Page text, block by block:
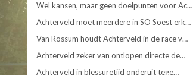
Wel kansen, maar geen doelpunten voor Ac…
Achterveld moet meerdere in SO Soest erk…
Van Rossum houdt Achterveld in de race v…
Achterveld zeker van ontlopen directe de…
Achterveld in blessuretijd onderuit tege…